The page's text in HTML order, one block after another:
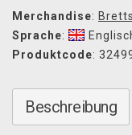
Merchandise:
Sprache:
Produktcode:
Beschreibung